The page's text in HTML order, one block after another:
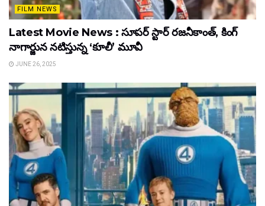
FILM NEWS
Latest Movie News : సూపర్ స్టార్ రజనీకాంత్, కింగ్
నాగార్జున నటిస్తున్న ‘కూలీ’ మూవీ
JUNE 26, 2025